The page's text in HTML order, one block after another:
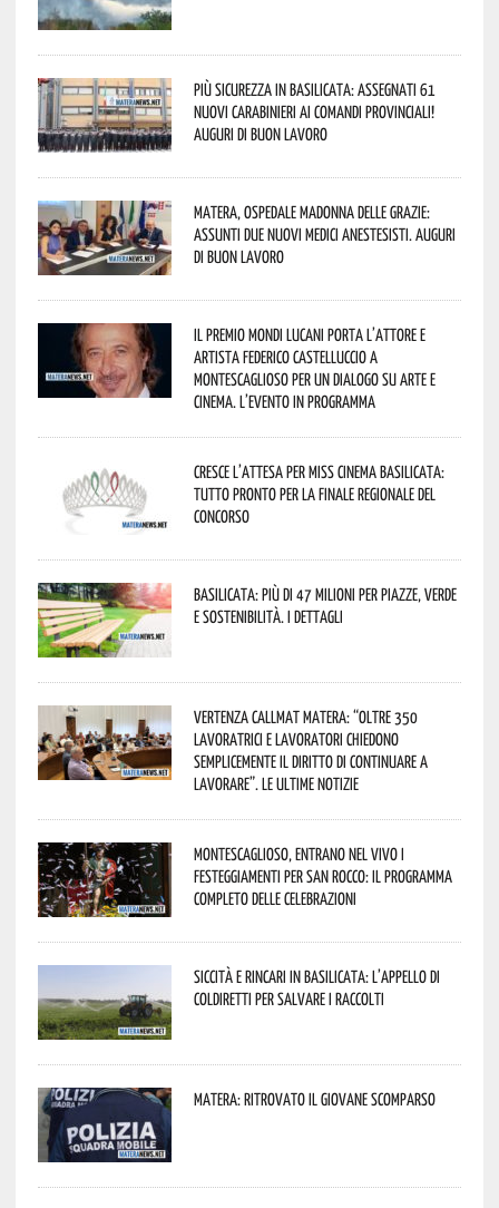
Più sicurezza in Basilicata: assegnati 61
nuovi Carabinieri ai Comandi provinciali!
Auguri di buon lavoro
Matera, Ospedale Madonna delle Grazie:
assunti due nuovi medici anestesisti. Auguri
di buon lavoro
Il Premio Mondi Lucani porta l’attore e
artista Federico Castelluccio a
Montescaglioso per un dialogo su arte e
cinema. L’evento in programma
Cresce l’attesa per Miss Cinema Basilicata:
tutto pronto per la finale regionale del
concorso
Basilicata: più di 47 milioni per piazze, verde
e sostenibilità. I dettagli
Vertenza CallMat Matera: “Oltre 350
lavoratrici e lavoratori chiedono
semplicemente il diritto di continuare a
lavorare”. Le ultime notizie
Montescaglioso, entrano nel vivo i
festeggiamenti per San Rocco: il programma
completo delle celebrazioni
Siccità e rincari in Basilicata: l’appello di
Coldiretti per salvare i raccolti
Matera: ritrovato il giovane scomparso